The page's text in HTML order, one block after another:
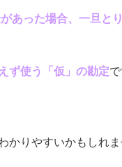
あった場合、一旦と
ず使う「仮」の勘定で
かりやすいかもしれま